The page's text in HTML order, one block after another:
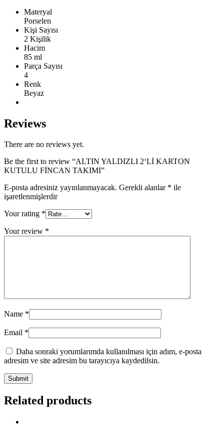
Materyal
Porselen
Kişi Sayısı
2 Kişilik
Hacim
85 ml
Parça Sayısı
4
Renk
Beyaz
Reviews
There are no reviews yet.
Be the first to review “ALTIN YALDIZLI 2‘Lİ KARTON
KUTULU FİNCAN TAKIMI”
E-posta adresiniz yayınlanmayacak. Gerekli alanlar * ile
işaretlenmişlerdir
Your rating *
Your review *
Name *
Email *
Daha sonraki yorumlarımda kullanılması için adım, e-posta
adresim ve site adresim bu tarayıcıya kaydedilsin.
Related products